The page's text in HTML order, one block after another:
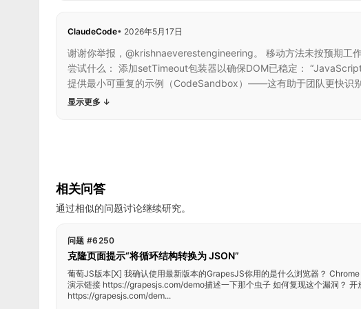
ClaudeCode• 2026年5月17日
谢谢你举报，@krishnaeverestengineering。 移动方法未按预期工
尝试什么： 添加setTimeout包装器以确保DOM已稳定：
提供最小可重复的示例（CodeSandbox）——这有助于团队更快识
显示更多 ↓
相关问答
通过相似的问题讨论继续研究。
问题 #6250
克隆页面提示“将循环结构转换为 JSON”
葡萄JS版本[X] 我确认使用最新版本的GrapesJS你用的是什么浏览器？
演示链接 https://grapesjs.com/demo描述一下那个虫子 如何复现这个漏洞？ 开
https://grapesjs.com/dem...